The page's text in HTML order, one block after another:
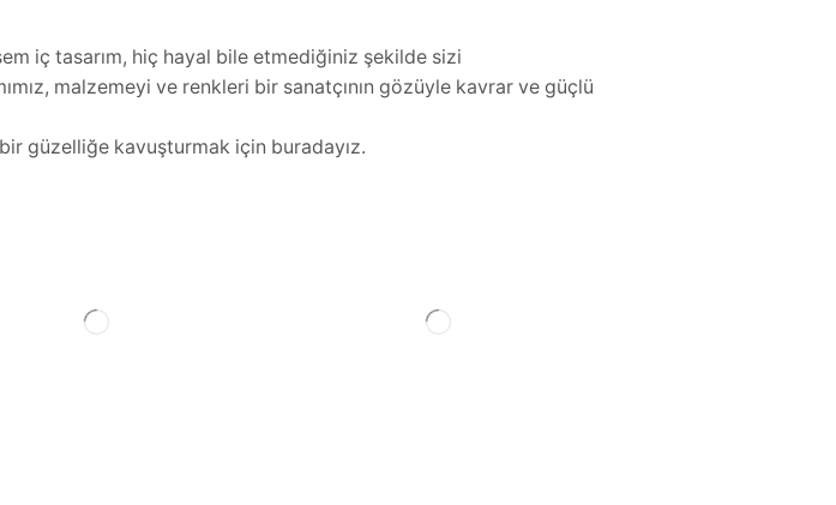
iç tasarım, hiç hayal bile etmediğiniz şekilde sizi
malzemeyi ve renkleri bir sanatçının gözüyle kavrar ve güçlü
bir güzelliğe kavuşturmak için buradayız.